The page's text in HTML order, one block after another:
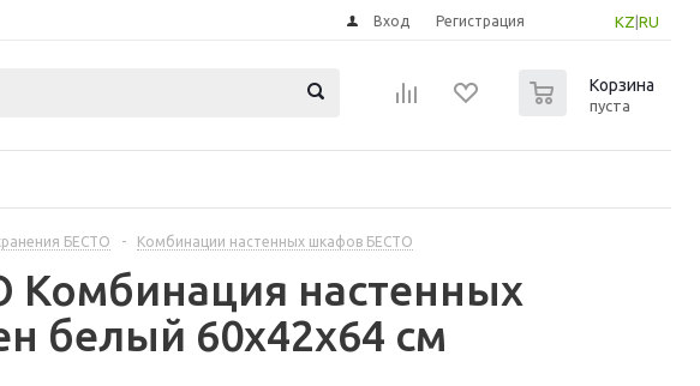
KZ RU
Вход Регистрация
Корзина
пуста
БЕСТО - Комбинации настенных шкафов БЕСТО
Комбинация настенных
белый 60x42x64 см